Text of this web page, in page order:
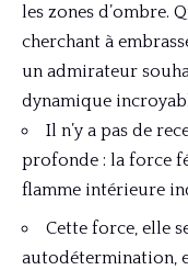
les zones d’ombre.
cherchant à
un admirateur
dynamique
Il n’y a pas de
profonde : la force
flamme intérieure
Cette force, elle
autodétermination,